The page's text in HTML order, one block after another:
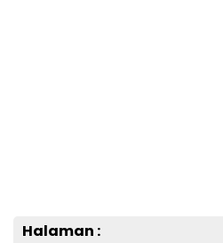
Halaman :